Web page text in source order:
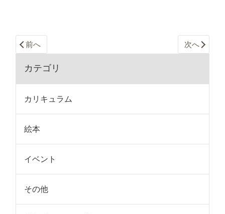
前へ 次へ
カテゴリ
カリキュラム
絵本
イベント
その他